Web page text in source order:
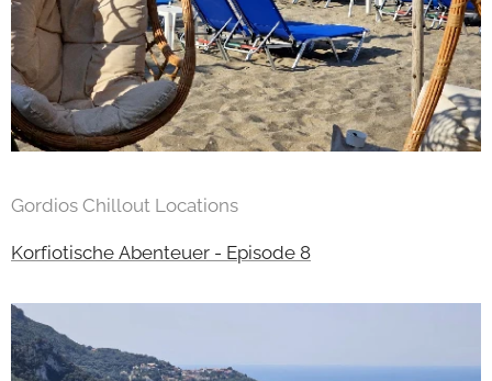
Gordios Chillout Locations
Korfiotische Abenteuer - Episode 8